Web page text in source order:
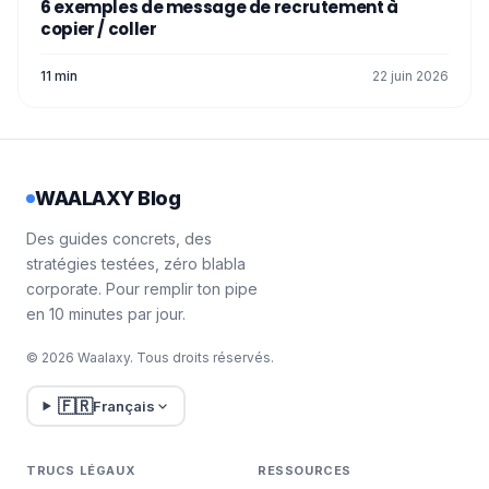
6 exemples de message de recrutement à
copier / coller
11 min 22 juin 2026
WAALAXY Blog
Des guides concrets, des
stratégies testées, zéro blabla
corporate. Pour remplir ton pipe
en 10 minutes par jour.
© 2026 Waalaxy. Tous droits réservés.
🇫🇷Français
TRUCS LÉGAUX RESSOURCES